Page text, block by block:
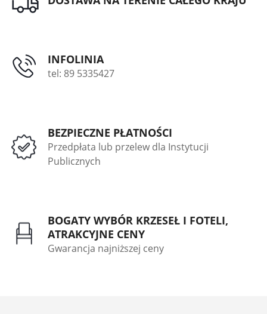
INFOLINIA
tel: 89 5335427
BEZPIECZNE PŁATNOŚCI
Przedpłata lub przelew dla Instytucji
Publicznych
BOGATY WYBÓR KRZESEŁ I FOTELI,
ATRAKCYJNE CENY
Gwarancja najniższej ceny